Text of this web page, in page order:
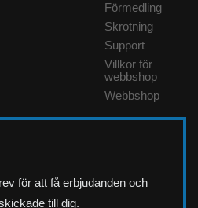
Förmedling
Skrotning
Support
Villkor för
webbshop
Webbshop
för att få erbjudanden och
till dig.